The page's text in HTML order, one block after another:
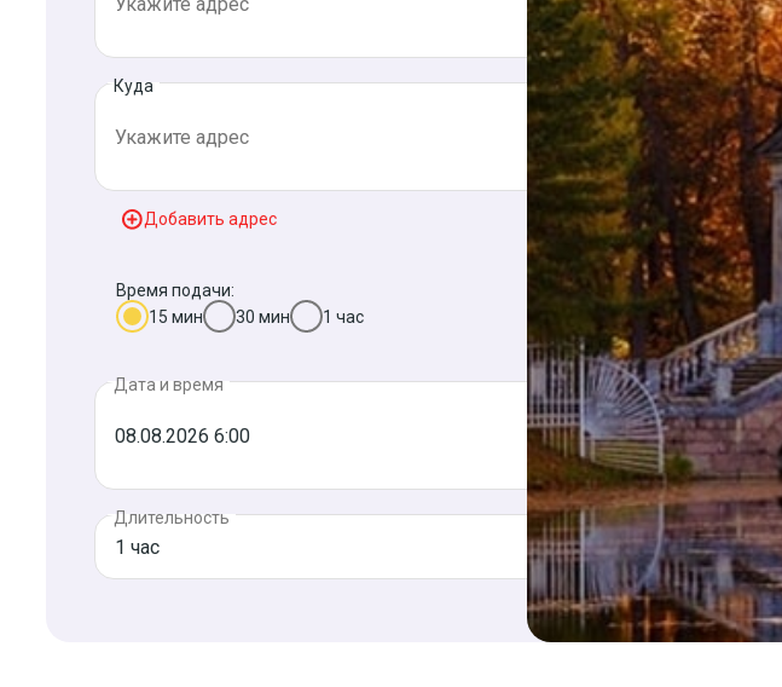
Куда
Добавить адрес
Время подачи:
15 мин
30 мин 1 час
Дата и время
Длительность
1 час